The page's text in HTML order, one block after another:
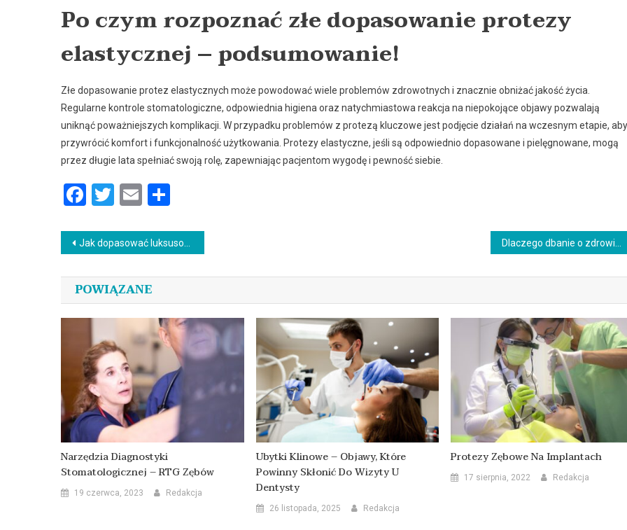
Po czym rozpoznać złe dopasowanie protezy
elastycznej – podsumowanie!
Złe dopasowanie protez elastycznych może powodować wiele problemów zdrowotnych i znacznie obniżać jakość życia.
Regularne kontrole stomatologiczne, odpowiednia higiena oraz natychmiastowa reakcja na niepokojące objawy pozwalają
uniknąć poważniejszych komplikacji. W przypadku problemów z protezą kluczowe jest podjęcie działań na wczesnym etapie, aby
przywrócić komfort i funkcjonalność użytkowania. Protezy elastyczne, jeśli są odpowiednio dopasowane i pielęgnowane, mogą
przez długie lata spełniać swoją rolę, zapewniając pacjentom wygodę i pewność siebie.
Facebook
Twitter
Email
Nawigacja
wpisu
Jak dopasować luksusową armaturę łazienkową do wanny wolnostojącej i prysznica? Dlaczego dbanie o zdrowie mleczaków jest ważne?
POWIĄZANE
Narzędzia Diagnostyki
Stomatologicznej – RTG Zębów
19 czerwca, 2023 Redakcja
Ubytki Klinowe – Objawy, Które
Powinny Skłonić Do Wizyty U
Dentysty
26 listopada, 2025 Redakcja
Protezy Zębowe Na Implantach
17 sierpnia, 2022 Redakcja